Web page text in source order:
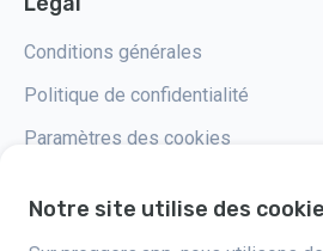
Conditions générales
Politique de confidentialité
Paramètres des cookies
Notre site utilise des